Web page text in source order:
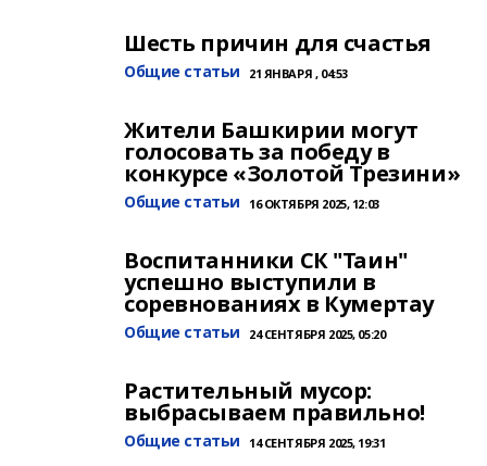
Шесть причин для счастья
Общие статьи 21 ЯНВАРЯ , 04:53
Жители Башкирии могут
голосовать за победу в
конкурсе «Золотой Трезини»
Общие статьи 16 ОКТЯБРЯ 2025, 12:03
Воспитанники СК "Таин"
успешно выступили в
соревнованиях в Кумертау
Общие статьи 24 СЕНТЯБРЯ 2025, 05:20
Растительный мусор:
выбрасываем правильно!
Общие статьи 14 СЕНТЯБРЯ 2025, 19:31